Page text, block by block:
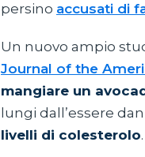
persino accusati di
Un nuovo ampio
Journal of the
mangiare un
lungi dall’essere
livelli di colesterolo.